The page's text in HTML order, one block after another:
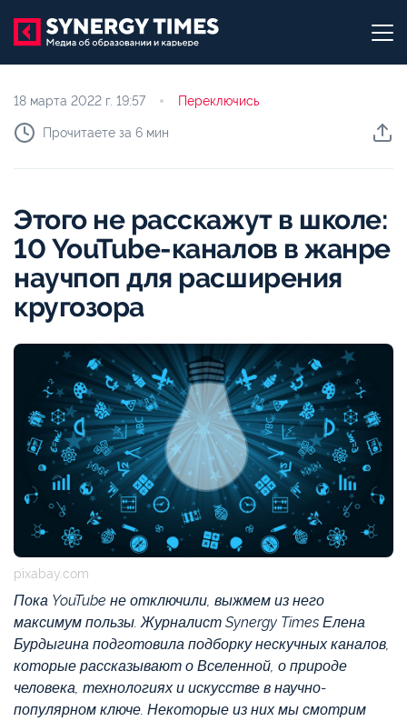
18 марта 2022 г. 19:57 Переключись
Прочитаете за 6 мин
Этого не расскажут в школе:
10 YouTube-каналов в жанре
научпоп для расширения
кругозора
pixabay.com
Пока YouTube не отключили, выжмем из него
максимум пользы. Журналист Synergy Times Елена
Бурдыгина подготовила подборку нескучных каналов,
которые рассказывают о Вселенной, о природе
человека, технологиях и искусстве в научно-
популярном ключе. Некоторые из них мы смотрим